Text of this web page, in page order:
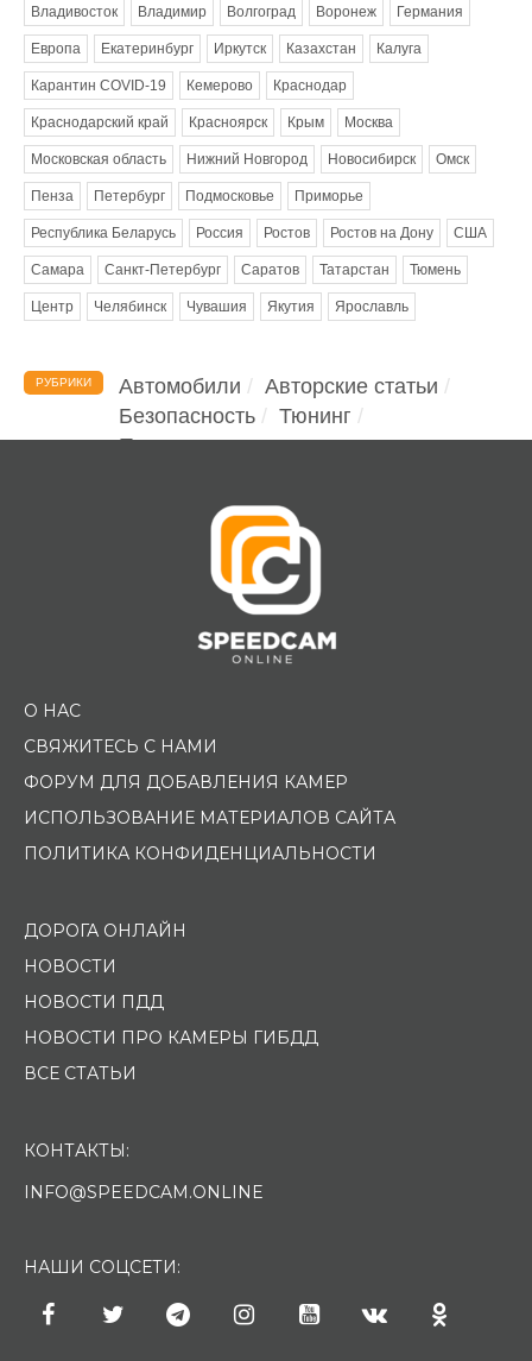
Владивосток Владимир Волгоград Воронеж Германия
Европа Екатеринбург Иркутск Казахстан Калуга
Карантин COVID-19 Кемерово Краснодар
Краснодарский край Красноярск Крым Москва
Московская область Нижний Новгород Новосибирск Омск
Пенза Петербург Подмосковье Приморье
Республика Беларусь Россия Ростов Ростов на Дону США
Самара Санкт-Петербург Саратов Татарстан Тюмень
Центр Челябинск Чувашия Якутия Ярославль
РУБРИКИ Автомобили
Авторские статьи
Безопасность
Тюнинг
Помощь водителю
О НАС
СВЯЖИТЕСЬ С НАМИ
ФОРУМ ДЛЯ ДОБАВЛЕНИЯ КАМЕР
ИСПОЛЬЗОВАНИЕ МАТЕРИАЛОВ САЙТА
ПОЛИТИКА КОНФИДЕНЦИАЛЬНОСТИ
ДОРОГА ОНЛАЙН
НОВОСТИ
НОВОСТИ ПДД
НОВОСТИ ПРО КАМЕРЫ ГИБДД
ВСЕ СТАТЬИ
КОНТАКТЫ:
INFO@SPEEDCAM.ONLINE
НАШИ СОЦСЕТИ: